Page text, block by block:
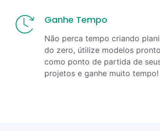
Ganhe Tempo
Não perca tempo criando
do zero, útilize modelos
como ponto de partida de
projetos e ganhe muito tempo!